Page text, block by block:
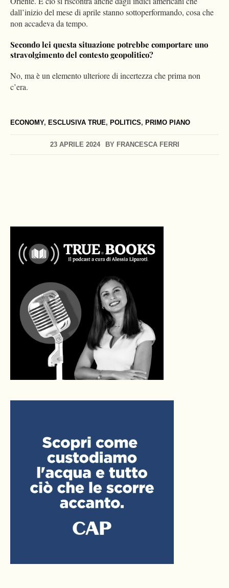
ECONOMY, ESCLUSIVA TRUE, POLITICS, PRIMO PIANO
23 APRILE 2024 BY FRANCESCA FERRI
dall’inizio del mese di aprile stanno sottoperformando, cosa che
non accadeva da tempo.
Secondo lei questa situazione potrebbe comportare uno
stravolgimento del contesto geopolitico?
No, ma è un elemento ulteriore di incertezza che prima non
c’era.